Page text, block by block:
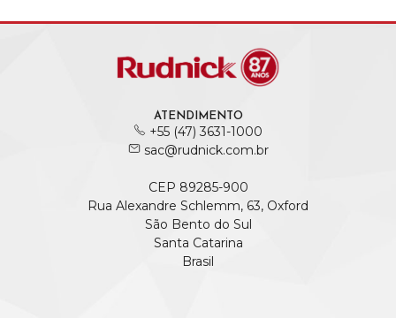
ATENDIMENTO
+55 (47) 3631-1000
sac@rudnick.com.br
CEP 89285-900
Rua Alexandre Schlemm, 63, Oxford
São Bento do Sul
Santa Catarina
Brasil